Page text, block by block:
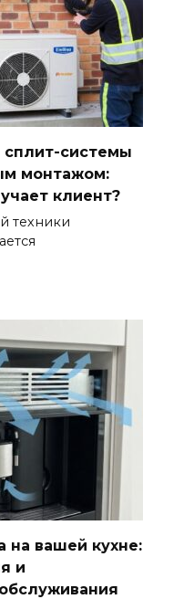
сплит-системы
монтажом:
клиент?
техники
на вашей кухне:
и